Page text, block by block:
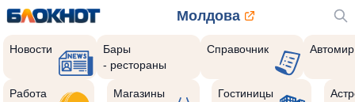
Молдова
Новости
Бары
- рестораны
Справочник Автомир
Работа Магазины Гостиницы